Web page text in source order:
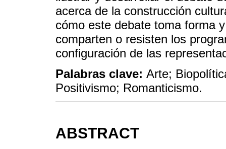
acerca de la construcción
cómo este debate toma forma
comparten o resisten los
configuración de las
Palabras clave: Arte;
Positivismo; Romanticismo.
ABSTRACT